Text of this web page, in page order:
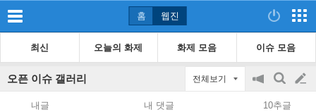
홈 웹진
최신 오늘의 화제 화제 모음 이슈 모음
오픈 이슈 갤러리 전체보기
공
지
검
색
글
내글 내 댓글 10추글